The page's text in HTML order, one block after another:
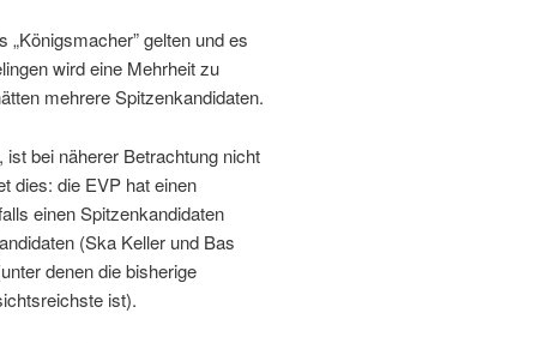
gelten und es
wird eine Mehrheit zu
mehrere Spitzenkandidaten.
bei näherer Betrachtung nicht
dies: die EVP hat einen
einen Spitzenkandidaten
(Ska Keller und Bas
denen die bisherige
ist).